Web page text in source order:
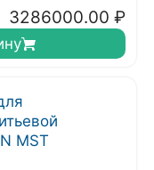
3286000.00 ₽